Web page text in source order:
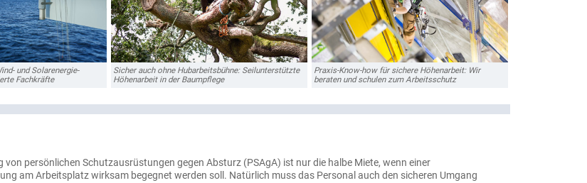
und Solarenergie-
Fachkräfte
Sicher auch ohne Hubarbeitsbühne: Seilunterstützte
Höhenarbeit in der Baumpflege
Praxis-Know-how für sichere Höhenarbeit: Wir
beraten und schulen zum Arbeitsschutz
von persönlichen Schutzausrüstungen gegen Absturz (PSAgA) ist nur die halbe Miete, wenn einer
am Arbeitsplatz wirksam begegnet werden soll. Natürlich muss das Personal auch den sicheren Umgang